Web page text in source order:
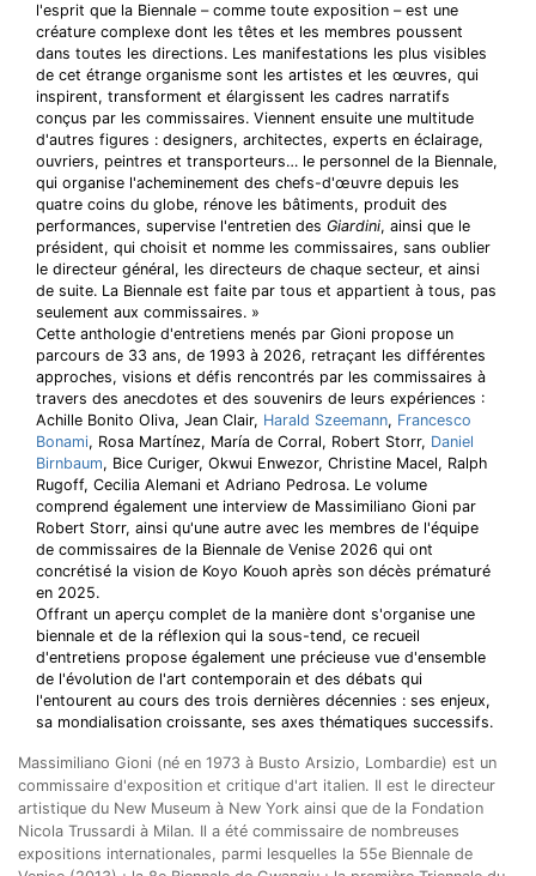
l'esprit que la Biennale – comme toute exposition – est une
créature complexe dont les têtes et les membres poussent
dans toutes les directions. Les manifestations les plus visibles
de cet étrange organisme sont les artistes et les œuvres, qui
inspirent, transforment et élargissent les cadres narratifs
conçus par les commissaires. Viennent ensuite une multitude
d'autres figures : designers, architectes, experts en éclairage,
ouvriers, peintres et transporteurs… le personnel de la Biennale,
qui organise l'acheminement des chefs-d'œuvre depuis les
quatre coins du globe, rénove les bâtiments, produit des
performances, supervise l'entretien des Giardini, ainsi que le
président, qui choisit et nomme les commissaires, sans oublier
le directeur général, les directeurs de chaque secteur, et ainsi
de suite. La Biennale est faite par tous et appartient à tous, pas
seulement aux commissaires. »
Cette anthologie d'entretiens menés par Gioni propose un
parcours de 33 ans, de 1993 à 2026, retraçant les différentes
approches, visions et défis rencontrés par les commissaires à
travers des anecdotes et des souvenirs de leurs expériences :
Achille Bonito Oliva, Jean Clair, Harald Szeemann, Francesco
Bonami, Rosa Martínez, María de Corral, Robert Storr, Daniel
Birnbaum, Bice Curiger, Okwui Enwezor, Christine Macel, Ralph
Rugoff, Cecilia Alemani et Adriano Pedrosa. Le volume
comprend également une interview de Massimiliano Gioni par
Robert Storr, ainsi qu'une autre avec les membres de l'équipe
de commissaires de la Biennale de Venise 2026 qui ont
concrétisé la vision de Koyo Kouoh après son décès prématuré
en 2025.
Offrant un aperçu complet de la manière dont s'organise une
biennale et de la réflexion qui la sous-tend, ce recueil
d'entretiens propose également une précieuse vue d'ensemble
de l'évolution de l'art contemporain et des débats qui
l'entourent au cours des trois dernières décennies : ses enjeux,
sa mondialisation croissante, ses axes thématiques successifs.
Massimiliano Gioni (né en 1973 à Busto Arsizio, Lombardie) est un
commissaire d'exposition et critique d'art italien. Il est le directeur
artistique du New Museum à New York ainsi que de la Fondation
Nicola Trussardi à Milan. Il a été commissaire de nombreuses
expositions internationales, parmi lesquelles la 55e Biennale de